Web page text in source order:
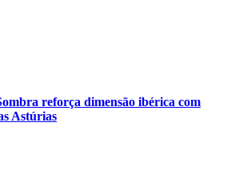
reforça dimensão ibérica com
Astúrias